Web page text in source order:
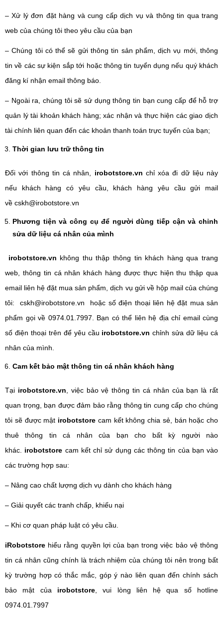
– Xử lý đơn đặt hàng và cung cấp dịch vụ và thông tin qua trang
web của chúng tôi theo yêu cầu của bạn
– Chúng tôi có thể sẽ gửi thông tin sản phẩm, dịch vụ mới, thông
tin về các sự kiện sắp tới hoặc thông tin tuyển dụng nếu quý khách
đăng kí nhận email thông báo.
– Ngoài ra, chúng tôi sẽ sử dụng thông tin bạn cung cấp để hỗ trợ
quản lý tài khoản khách hàng; xác nhận và thực hiện các giao dịch
tài chính liên quan đến các khoản thanh toán trực tuyến của bạn;
Thời gian lưu trữ thông tin
Đối với thông tin cá nhân, irobotstore.vn chỉ xóa đi dữ liệu này
nếu khách hàng có yêu cầu, khách hàng yêu cầu gửi mail
về cskh@irobotstore.vn
Phương tiện và công cụ để người dùng tiếp cận và chỉnh
sửa dữ liệu cá nhân của mình
irobotstore.vn không thu thập thông tin khách hàng qua trang
web, thông tin cá nhân khách hàng được thực hiện thu thập qua
email liên hệ đặt mua sản phẩm, dịch vụ gửi về hộp mail của chúng
tôi: cskh@irobotstore.vn hoặc số điện thoại liên hệ đặt mua sản
phẩm gọi về 0974.01.7997. Bạn có thể liên hệ địa chỉ email cùng
số điện thoại trên để yêu cầu irobotstore.vnchỉnh sửa dữ liệu cá
nhân của mình.
Cam kết bảo mật thông tin cá nhân khách hàng
Tại irobotstore.vn , việc bảo vệ thông tin cá nhân của bạn là rất
quan trọng, bạn được đảm bảo rằng thông tin cung cấp cho chúng
tôi sẽ được mật irobotstore cam kết không chia sẻ, bán hoặc cho
thuê thông tin cá nhân của bạn cho bất kỳ người nào
khác. irobotstore cam kết chỉ sử dụng các thông tin của bạn vào
các trường hợp sau:
– Nâng cao chất lượng dịch vụ dành cho khách hàng
– Giải quyết các tranh chấp, khiếu nại
– Khi cơ quan pháp luật có yêu cầu.
iRobotstore hiểu rằng quyền lợi của bạn trong việc bảo vệ thông
tin cá nhân cũng chính là trách nhiệm của chúng tôi nên trong bất
kỳ trường hợp có thắc mắc, góp ý nào liên quan đến chính sách
bảo mật của irobotstore, vui lòng liên hệ qua số hotline
0974.01.7997